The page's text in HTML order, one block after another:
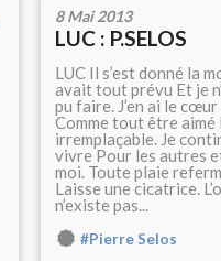
8 Mai 2013
LUC : P.SELOS
LUC Il s’est donné la
avait tout prévu Et je
pu faire. J’en ai le
Comme tout être aimé
irremplaçable. Je
vivre Pour les autres
moi. Toute plaie
Laisse une cicatrice.
n’existe pas...
#Pierre Selos